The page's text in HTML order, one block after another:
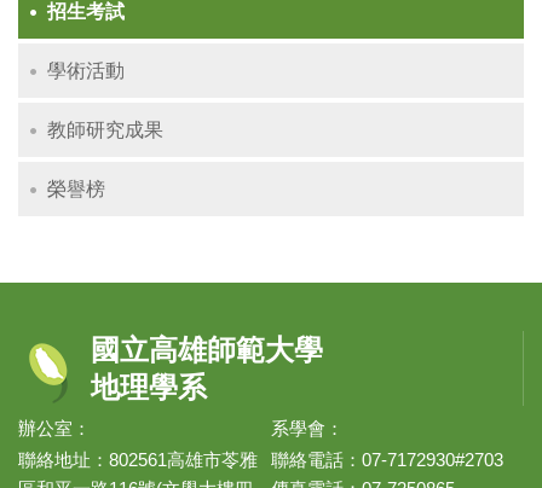
招生考試
學術活動
教師研究成果
榮譽榜
國立高雄師範大學
地理學系
辦公室：
聯絡地址：802561高雄市苓雅
系學會：
聯絡電話：07-7172930#2703